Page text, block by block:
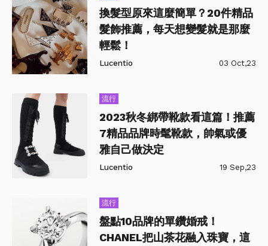
換髮型原來這麼簡單？20件精品
髮飾推薦，每天想變髮就是那麼
輕鬆！
Lucentio 03 Oct,23
流行
2023秋冬綁帶靴款看這篇！推薦
7精品品牌時髦靴款，帥氣或優
雅自己做決定
Lucentio 19 Sep,23
流行
盤點10品牌的單鑽婚戒！
CHANEL把山茶花融入珠寶，這